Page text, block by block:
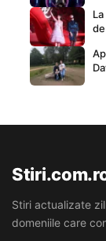
Stiri actualizate
domeniile care